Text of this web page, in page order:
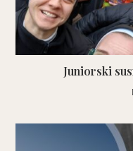
Juniorski